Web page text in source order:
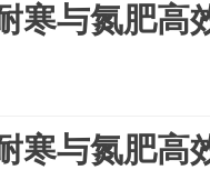
寒与氮肥高
寒与氮肥高